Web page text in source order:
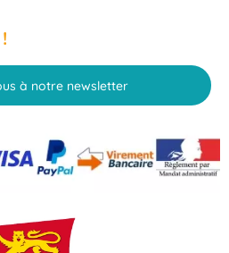
à notre newsletter